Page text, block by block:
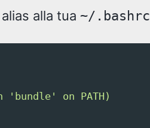
alla tua ~/.bashrc
on PATH)